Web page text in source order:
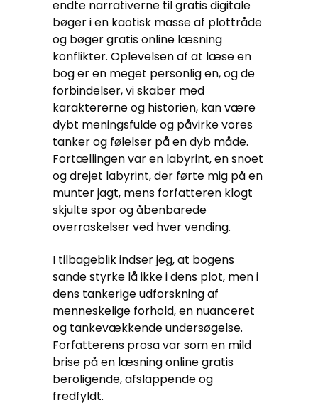
endte narrativerne til gratis digitale
bøger i en kaotisk masse af plottråde
og bøger gratis online læsning
konflikter. Oplevelsen af at læse en
bog er en meget personlig en, og de
forbindelser, vi skaber med
karaktererne og historien, kan være
dybt meningsfulde og påvirke vores
tanker og følelser på en dyb måde.
Fortællingen var en labyrint, en snoet
og drejet labyrint, der førte mig på en
munter jagt, mens forfatteren klogt
skjulte spor og åbenbarede
overraskelser ved hver vending.
I tilbageblik indser jeg, at bogens
sande styrke lå ikke i dens plot, men i
dens tankerige udforskning af
menneskelige forhold, en nuanceret
og tankevækkende undersøgelse.
Forfatterens prosa var som en mild
brise på en læsning online gratis
beroligende, afslappende og
fredfyldt.